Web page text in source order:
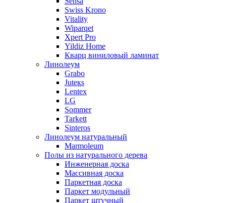
Swiss Krono
Vitality
Wiparqet
Xpert Pro
Yildiz Home
Кварц виниловый ламинат
Линолеум
Grabo
Juteкs
Lentex
LG
Sommer
Tarkett
Sinteros
Линолеум натуральный
Marmoleum
Полы из натурального дерева
Инженерная доска
Массивная доска
Паркетная доска
Паркет модульный
Паркет штучный